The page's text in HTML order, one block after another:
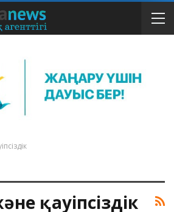
қауіпсіздік